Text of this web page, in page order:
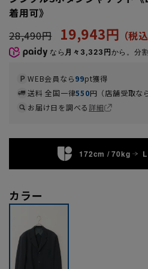
着用可》
28,490円
19,943円
なら 月々3,323円から。分
WEB会員なら99pt獲得
送料 全国一律550円（店舗受取な
お届け日を調べる詳細
172cm / 70kg L
カラー